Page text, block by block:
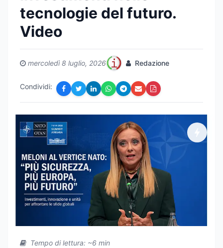
tecnologie del futuro.
Video
mercoledì 8 luglio, 2026 Redazione
Condividi:
Tempo di lettura: ~6 min